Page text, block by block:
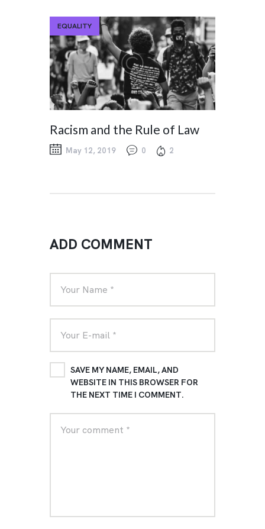
EQUALITY
Racism and the Rule of Law
May 12, 2019 0 2
ADD COMMENT
SAVE MY NAME, EMAIL, AND
WEBSITE IN THIS BROWSER FOR
THE NEXT TIME I COMMENT.